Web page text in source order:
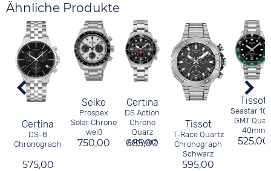
Ähnliche Produkte
Certina
DS-8
Chronograph
575,00
Seiko
Prospex
Solar Chrono
weiß
750,00
Certina
DS Action
Chrono
Quarz
schwarz
685,00
Tissot
T-Race Quartz
Chronograph
Schwarz
595,00
Tissot
Seastar
GMT
40mm
525,00